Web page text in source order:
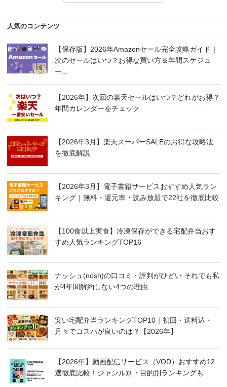
人気のコンテンツ
【保存版】2026年Amazonセール完全攻略ガイド｜
次のセールはいつ？お得な買い方＆年間スケジュ
ー...
【2026年】次回の楽天セールはいつ？どれがお得？
年間カレンダーをチェック
【2026年3月】楽天スーパーSALEのお得な攻略法
を徹底解説
【2026年3月】電子書籍サービスおすすめ人気ラン
キング｜無料・還元率・読み放題で22社を徹底比較
【100食以上実食】冷凍保存ができる宅配弁当おす
すめ人気ランキングTOP16
ナッシュ(nosh)の口コミ・評判がひどい それでも私
が4年間解約しない4つの理由
安い宅配弁当ランキングTOP10｜初回・送料込・
月々でコスパが良いのは？【2026年】
【2026年】動画配信サービス（VOD）おすすめ12
選徹底比較！ジャンル別・目的別ランキングも